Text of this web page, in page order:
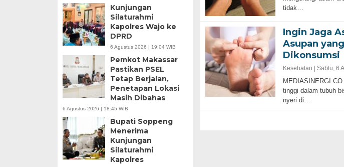
Kunjungan
Silaturahmi
Kapolres Wajo ke
DPRD
6 Agustus 2026 | 19:04 WIB
Pemkot Makassar
Pastikan PSEL
Tetap Berjalan,
Penetapan Lokasi
Masih Dibahas
6 Agustus 2026 | 18:45 WIB
Bupati Soppeng
Menerima
Kunjungan
Silaturahmi
Kapolres
tidak…
Ingin Jaga
Asupan
Dikonsumsi
Kesehatan | Sabtu, 6
tinggi dalam tubuh
nyeri di…